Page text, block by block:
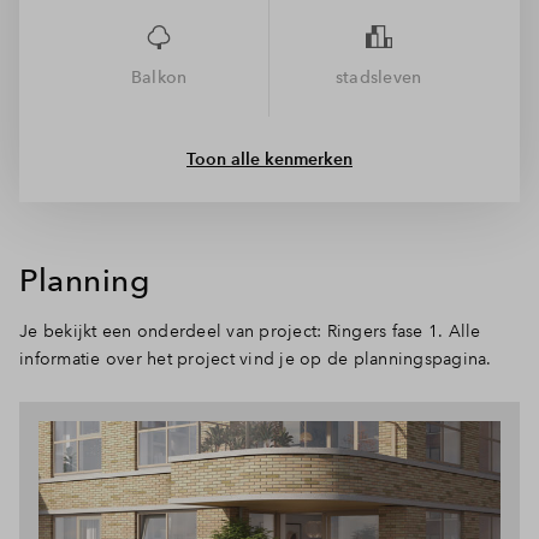
De weergegeven sfeerplattegrond betreft een indeling die
zijn naar creatieve vrijheid ingericht. Raadpleeg de
Balkon stadsleven
Toon alle kenmerken
Planning
Je bekijkt een onderdeel van project: Ringers fase 1. Alle
informatie over het project vind je op de planningspagina.